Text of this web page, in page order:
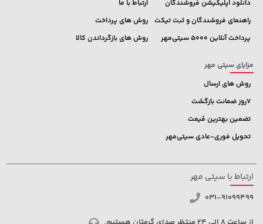
دانلود اپلیکیشن فروشندگان
راهنمای فروشندگان و ثبت تیکت
پرداخت آنلاین 5000 سیتی‌مهر
ارتباط با ما
روش های پرداخت
روش های بازگرداندن کالا
مزایای سیتی مهر
روش های ارسال
7روز ضمانت بازگشت
تضمین بهترین قیمت
تحویل فوری-عادی سیتی‌مهر
ارتباط با سیتی مهر
031-91099499